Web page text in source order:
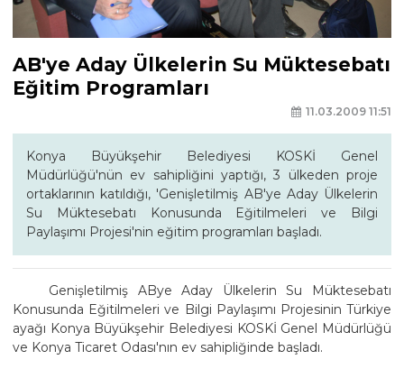
AB'ye Aday Ülkelerin Su Müktesebatı
Eğitim Programları
11.03.2009 11:51
Konya Büyükşehir Belediyesi KOSKİ Genel
Müdürlüğü'nün ev sahipliğini yaptığı, 3 ülkeden proje
ortaklarının katıldığı, 'Genişletilmiş AB'ye Aday Ülkelerin
Su Müktesebatı Konusunda Eğitilmeleri ve Bilgi
Paylaşımı Projesi'nin eğitim programları başladı.
Genişletilmiş ABye Aday Ülkelerin Su Müktesebatı
Konusunda Eğitilmeleri ve Bilgi Paylaşımı Projesinin Türkiye
ayağı Konya Büyükşehir Belediyesi KOSKİ Genel Müdürlüğü
ve Konya Ticaret Odası'nın ev sahipliğinde başladı.